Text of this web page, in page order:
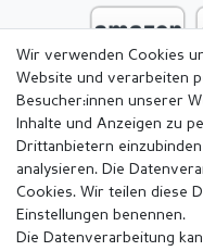
Wir verwenden Cookies
Website und verarbeiten
Besucher:innen unserer
Inhalte und Anzeigen zu
Drittanbietern
analysieren. Die
Cookies. Wir teilen diese
Einstellungen benennen.
Die Datenverarbeitung